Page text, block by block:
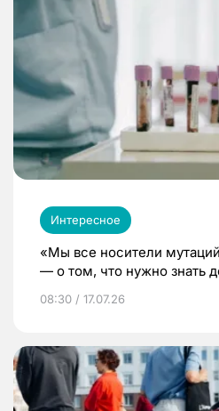
Интересное
«Мы все носители
— о том, что нужно знать
08:30 / 17.07.26